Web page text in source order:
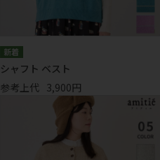
シャフト ベスト
参考上代 3,900円